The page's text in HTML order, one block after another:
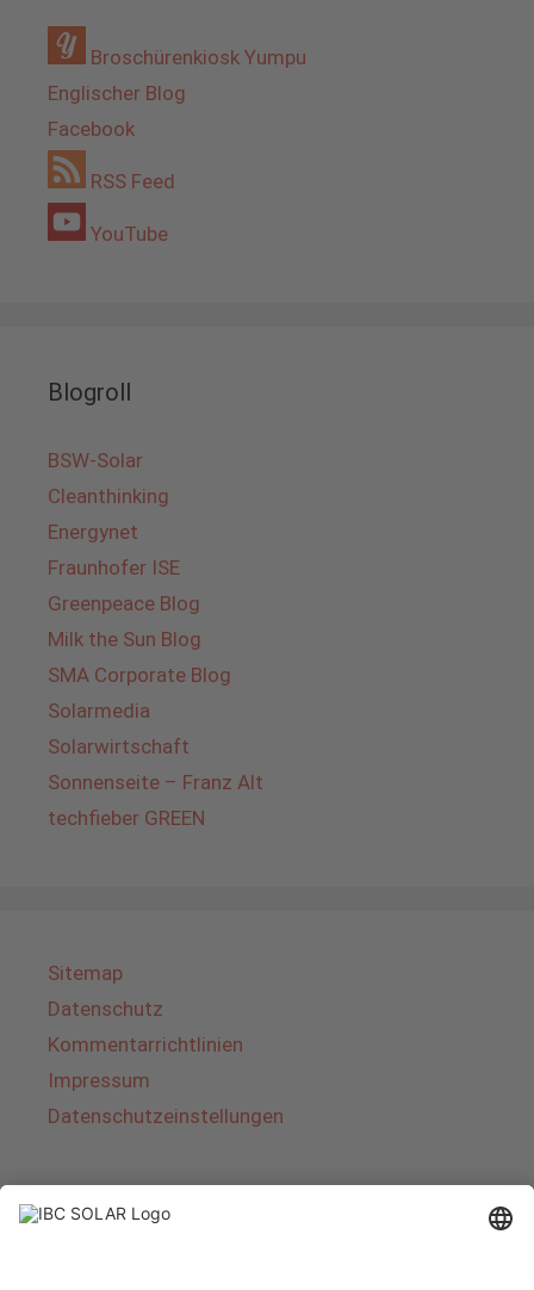
Broschürenkiosk Yumpu
Englischer Blog
Facebook
RSS Feed
YouTube
Blogroll
BSW-Solar
Cleanthinking
Energynet
Fraunhofer ISE
Greenpeace Blog
Milk the Sun Blog
SMA Corporate Blog
Solarmedia
Solarwirtschaft
Sonnenseite – Franz Alt
techfieber GREEN
Sitemap
Datenschutz
Kommentarrichtlinien
Impressum
Datenschutzeinstellungen
Über IBC SOLAR